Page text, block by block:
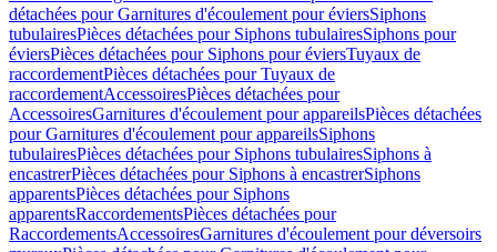
détachées pour Garnitures d'écoulement pour éviersSiphons
tubulairesPièces détachées pour Siphons tubulairesSiphons pour
éviersPièces détachées pour Siphons pour éviersTuyaux de
raccordementPièces détachées pour Tuyaux de
raccordementAccessoiresPièces détachées pour
AccessoiresGarnitures d'écoulement pour appareilsPièces détachées
pour Garnitures d'écoulement pour appareilsSiphons
tubulairesPièces détachées pour Siphons tubulairesSiphons à
encastrerPièces détachées pour Siphons à encastrerSiphons
apparentsPièces détachées pour Siphons
apparentsRaccordementsPièces détachées pour
RaccordementsAccessoiresGarnitures d'écoulement pour déversoirs